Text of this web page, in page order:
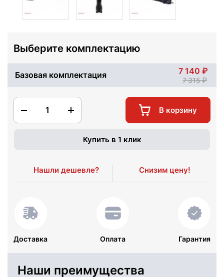
Выберите комплектацию
Базовая комплектация 7 140
7 315
1 В корзину
Купить в 1 клик
Нашли дешевле? Снизим цену!
Доставка Оплата Гарантия
Наши преимущества